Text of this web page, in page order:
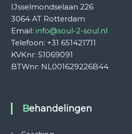
IJsselmondselaan 226
3064 AT Rotterdam
Email: info@soul-2-soul.nl
Telefoon: +31 651421711
KVKnr: 51069091
BTWnr: NL001629226B44
Behandelingen